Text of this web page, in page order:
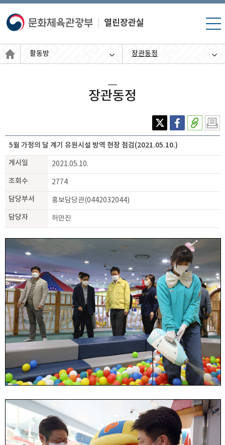
장관동정
활동방 장관동정
X(엑
스)
페이
스북
주소 인쇄
5월 가정의 달 계기 유원시설 방역 현장 점검(2021.05.10.)
게시일 2021.05.10.
조회수 2774
담당부서 홍보담당관(0442032044)
담당자 허만진